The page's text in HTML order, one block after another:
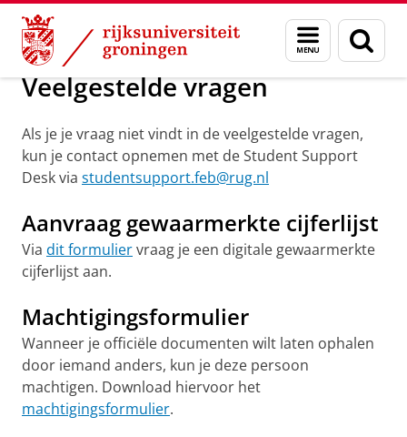
Skip
Content
Skip
Navigation
Menu
en
zoeken
Over ons Veelgestelde vragen
Veelgestelde vragen
Als je je vraag niet vindt in de veelgestelde vragen,
kun je contact opnemen met de Student Support
Desk via studentsupport.feb@rug.nl
Aanvraag gewaarmerkte cijferlijst
Via dit formuliervraag je een digitale gewaarmerkte
cijferlijst aan.
Machtigingsformulier
Wanneer je officiële documenten wilt laten ophalen
door iemand anders, kun je deze persoon
machtigen. Download hiervoor het
machtigingsformulier.